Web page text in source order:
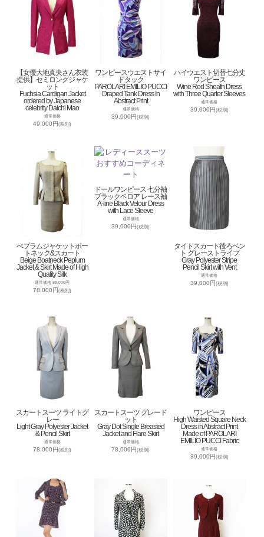
【女優大地真央さん衣装
提供】セミロングジャケ
ット
Fuchsia Cardigan Jacket
ordered by Japanese
celebrity Daichi Mao
通常価格
49,000円(税別)
ワンピースウエストサイ
ドタック
PAROLARI EMILIO PUCCI
Draped Tank Dress In
Abstract Print
通常価格
39,000円(税別)
ハイウエスト切替七分丈
ワンピース
Wine Red Sheath Dress
with Three Quarter Sleeves
通常価格
39,000円(税別)
ぺプラムジャケットボー
トネック&スカート
Beige Boatneck Peplum
Jacket & Skirt Made of High
Quality Silk
通常価格 98,000円
78,000円(税別)
ドールワンピース 七分袖
ブラックベロア レース袖
A-line Black Velour Dress
with Lace Sleeve
通常価格
39,000円(税別)
タイトスカート後ろベン
ト グレーストライプ
Gray Polyester Stripe
Pencil Skirt with Vent
通常価格
39,000円(税別)
スカートスーツ ライトグ
レー
Light Gray Polyester Jacket
& Pencil Skirt
通常価格
78,000円(税別)
スカートスーツ グレード
ット
Gray Dot Single Breasted
Jacket and Flare Skirt
通常価格
78,000円(税別)
ワンピース
High Waisted Square Neck
Dress in Abstract Print
Made of PAROLARI
EMILIO PUCCI Fabric
通常価格
39,000円(税別)